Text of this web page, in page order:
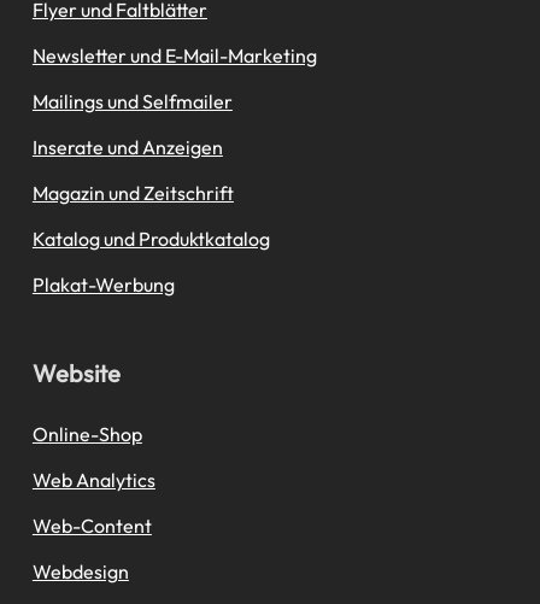
Flyer und Faltblätter
Newsletter und E-Mail-Marketing
Mailings und Selfmailer
Inserate und Anzeigen
Magazin und Zeitschrift
Katalog und Produktkatalog
Plakat-Werbung
Website
Online-Shop
Web Analytics
Web-Content
Webdesign